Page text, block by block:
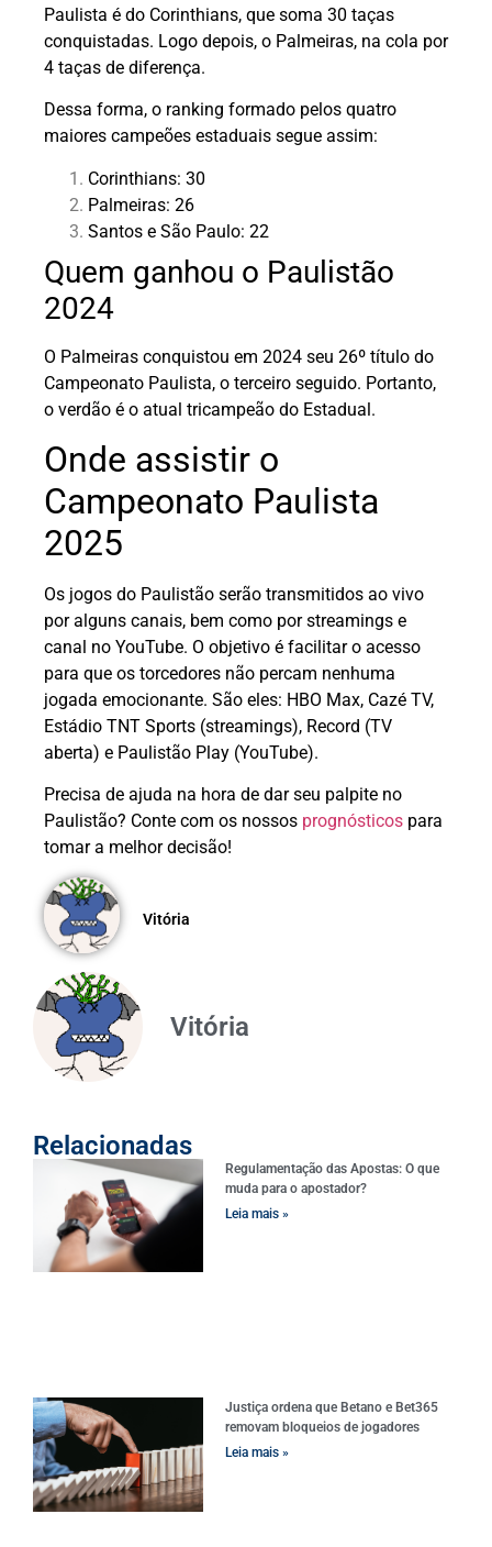
Paulista é do Corinthians, que soma 30 taças
conquistadas. Logo depois, o Palmeiras, na cola por
4 taças de diferença.
Dessa forma, o ranking formado pelos quatro
maiores campeões estaduais segue assim:
Corinthians: 30
Palmeiras: 26
Santos e São Paulo: 22
Quem ganhou o Paulistão
2024
O Palmeiras conquistou em 2024 seu 26º título do
Campeonato Paulista, o terceiro seguido. Portanto,
o verdão é o atual tricampeão do Estadual.
Onde assistir o
Campeonato Paulista
2025
Os jogos do Paulistão serão transmitidos ao vivo
por alguns canais, bem como por streamings e
canal no YouTube. O objetivo é facilitar o acesso
para que os torcedores não percam nenhuma
jogada emocionante. São eles: HBO Max, Cazé TV,
Estádio TNT Sports (streamings), Record (TV
aberta) e Paulistão Play (YouTube).
Precisa de ajuda na hora de dar seu palpite no
Paulistão? Conte com os nossos prognósticos para
tomar a melhor decisão!
Vitória
Vitória
Relacionadas
Regulamentação das Apostas: O que
muda para o apostador?
Leia mais »
Justiça ordena que Betano e Bet365
removam bloqueios de jogadores
Leia mais »